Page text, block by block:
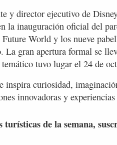
y director ejecutivo de
la inauguración oficial del
World y los nueve
gran apertura formal se
tuvo lugar el 24 de
curiosidad,
innovadoras y
de la semana,